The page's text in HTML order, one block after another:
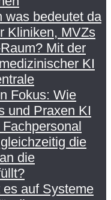
was bedeutet da
Kliniken, MVZs
Mit der
KI
Fokus: Wie
und Praxen KI
die
die
auf Systeme